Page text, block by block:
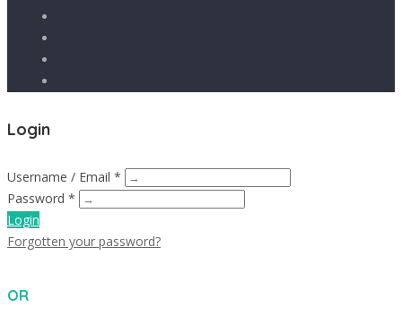
Login
Username / Email *
Password *
Login
Forgotten your password?
OR